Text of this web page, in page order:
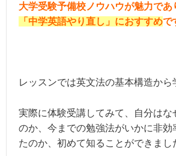
大学受験予備校ノウハウが魅力であ
「中学英語やり直し」におすすめで
レッスンでは英文法の基本構造から
実際に体験受講してみて、自分はな
のか、今までの勉強法がいかに非効
たのか、初めて知ることができまし